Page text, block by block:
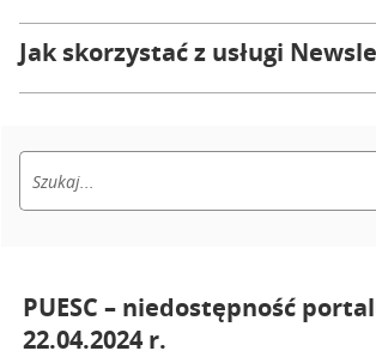
Jak skorzystać z usługi
PUESC – niedostępność
22.04.2024 r.